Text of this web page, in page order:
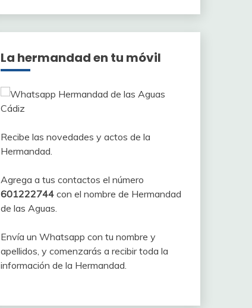
La hermandad en tu móvil
Recibe las novedades y actos de la
Hermandad.
Agrega a tus contactos el número
601222744con el nombre de Hermandad
de las Aguas.
Envía un Whatsapp con tu nombre y
apellidos, y comenzarás a recibir toda la
información de la Hermandad.